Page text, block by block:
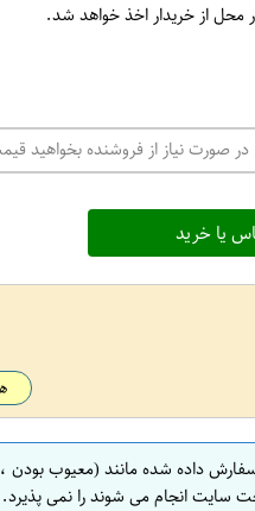
محل از خریدار اخذ خواهد شد.
صورت نیاز از فروشنده بخواهید
یا خرید
داده شده مانند (معیوب بودن
سایت انجام می شوند را نمی پذیرد.